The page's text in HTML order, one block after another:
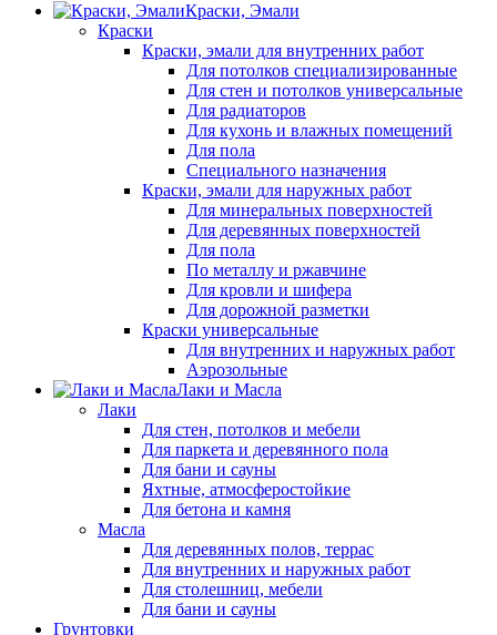
Краски, Эмали
Краски
Краски, эмали для внутренних работ
Для потолков специализированные
Для стен и потолков универсальные
Для радиаторов
Для кухонь и влажных помещений
Для пола
Специального назначения
Краски, эмали для наружных работ
Для минеральных поверхностей
Для деревянных поверхностей
Для пола
По металлу и ржавчине
Для кровли и шифера
Для дорожной разметки
Краски универсальные
Для внутренних и наружных работ
Аэрозольные
Лаки и Масла
Лаки
Для стен, потолков и мебели
Для паркета и деревянного пола
Для бани и сауны
Яхтные, атмосферостойкие
Для бетона и камня
Масла
Для деревянных полов, террас
Для внутренних и наружных работ
Для столешниц, мебели
Для бани и сауны
Грунтовки